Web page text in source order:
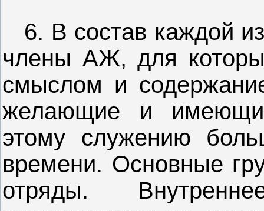
6. В состав каждой
члены АЖ, для
смыслом и
желающие и
этому служению
времени. Основные
отряды.